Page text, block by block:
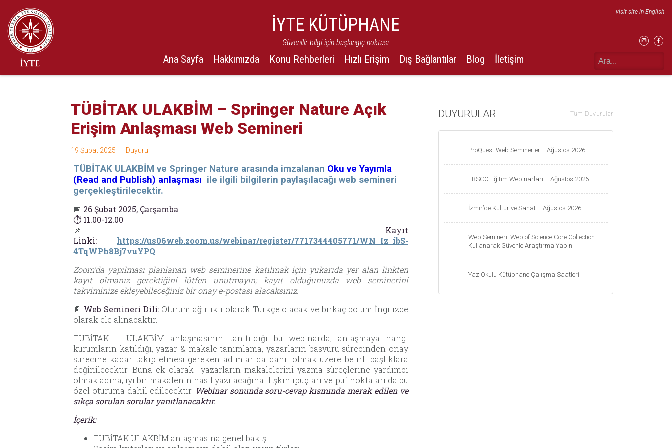
İYTE KÜTÜPHANE
Güvenilir bilgi için başlangıç noktası
Ana Sayfa Hakkımızda Konu Rehberleri Hızlı Erişim Dış Bağlantılar Blog İletişim
visit site in English
TÜBİTAK ULAKBİM – Springer Nature Açık
Erişim Anlaşması Web Semineri
19 Şubat 2025 Duyuru
TÜBİTAK ULAKBİM ve Springer Nature arasında imzalanan Oku ve Yayımla
(Read and Publish) anlaşması ile ilgili bilgilerin paylaşılacağı web semineri
gerçekleştirilecektir.
📅 26 Şubat 2025, Çarşamba
⏱ 11.00-12.00
📌 Kayıt
Linki:
https://us06web.zoom.us/webinar/register/7717344405771/WN_Iz_ibS-
4TqWPh8Bj7vuYPQ
Zoom’da yapılması planlanan web seminerine katılmak için yukarıda yer alan linkten
kayıt olmanız gerektiğini lütfen unutmayın; kayıt olduğunuzda web seminerini
takviminize ekleyebileceğiniz bir onay e-postası alacaksınız.
📄 Web Semineri Dili:Oturum ağırlıklı olarak Türkçe olacak ve birkaç bölüm İngilizce
olarak ele alınacaktır.
TÜBİTAK – ULAKBİM anlaşmasının tanıtıldığı bu webinarda; anlaşmaya hangi
kurumların katıldığı, yazar & makale tanımlama, yazarların basvuru sürecinden onay
sürecine kadar takip etmesi gereken adımlar da dahil olmak üzere belirli başlıklara
değinilecektir. Buna ek olarak yazarların makalelerini yazma süreçlerine yardımcı
olmak adına; iyi bir makalenin nasıl yazılacağına ilişkin ipuçları ve püf noktaları da bu
özel oturuma dahil edilecektir. Webinar sonunda soru-cevap kısmında merak edilen ve
sıkça sorulan sorular yanıtlanacaktır.
İçerik:
TÜBİTAK ULAKBİM anlaşmasına genel bakış
DUYURULAR Tüm Duyurular
ProQuest Web Seminerleri - Ağustos 2026
EBSCO Eğitim Webinarları – Ağustos 2026
İzmir’de Kültür ve Sanat – Ağustos 2026
Web Semineri: Web of Science Core Collection
Kullanarak Güvenle Araştırma Yapın
Yaz Okulu Kütüphane Çalışma Saatleri